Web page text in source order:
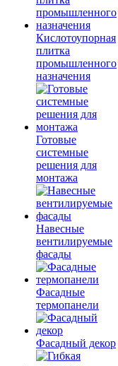
Кислотоупорная
плитка
промышленного
назначения
Готовые
системные
решения для
монтажа
Навесные
вентилируемые
фасады
Фасадные
термопанели
Фасадный декор